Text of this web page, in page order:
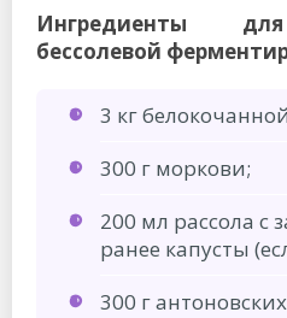
Ингредиенты
бессолевой
3 кг
300 г моркови;
200 мл рассола с
ранее капусты
300 г